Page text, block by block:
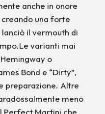
anche in onore
una forte
il vermouth di
varianti mai
o
Bond e “Dirty”,
preparazione. Altre
meno
Perfect Martini che